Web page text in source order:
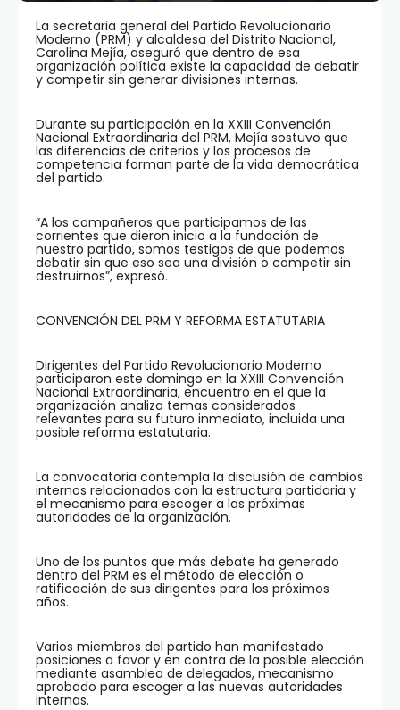
La secretaria general del Partido Revolucionario
Moderno (PRM) y alcaldesa del Distrito Nacional,
Carolina Mejía, aseguró que dentro de esa
organización política existe la capacidad de debatir
y competir sin generar divisiones internas.
Durante su participación en la XXIII Convención
Nacional Extraordinaria del PRM, Mejía sostuvo que
las diferencias de criterios y los procesos de
competencia forman parte de la vida democrática
del partido.
“A los compañeros que participamos de las
corrientes que dieron inicio a la fundación de
nuestro partido, somos testigos de que podemos
debatir sin que eso sea una división o competir sin
destruirnos”, expresó.
CONVENCIÓN DEL PRM Y REFORMA ESTATUTARIA
Dirigentes del Partido Revolucionario Moderno
participaron este domingo en la XXIII Convención
Nacional Extraordinaria, encuentro en el que la
organización analiza temas considerados
relevantes para su futuro inmediato, incluida una
posible reforma estatutaria.
La convocatoria contempla la discusión de cambios
internos relacionados con la estructura partidaria y
el mecanismo para escoger a las próximas
autoridades de la organización.
Uno de los puntos que más debate ha generado
dentro del PRM es el método de elección o
ratificación de sus dirigentes para los próximos
años.
Varios miembros del partido han manifestado
posiciones a favor y en contra de la posible elección
mediante asamblea de delegados, mecanismo
aprobado para escoger a las nuevas autoridades
internas.